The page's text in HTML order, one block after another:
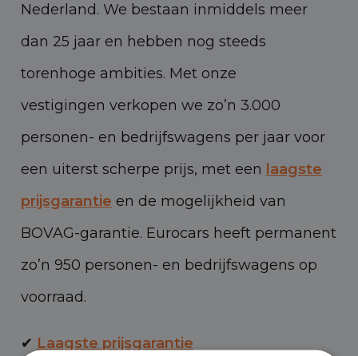
Nederland. We bestaan inmiddels meer
dan 25 jaar en hebben nog steeds
torenhoge ambities. Met onze
vestigingen verkopen we zo’n 3.000
personen- en bedrijfswagens per jaar voor
een uiterst scherpe prijs, met een laagste
prijsgarantie en de mogelijkheid van
BOVAG-garantie. Eurocars heeft permanent
zo’n 950 personen- en bedrijfswagens op
voorraad.
✔ Laagste prijsgarantie